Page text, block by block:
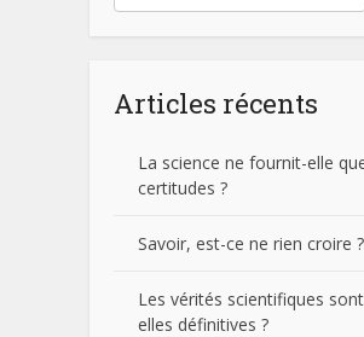
Articles récents
La science ne fournit-elle
certitudes ?
Savoir, est-ce ne rien croire ?
Les vérités scientifiques
elles définitives ?